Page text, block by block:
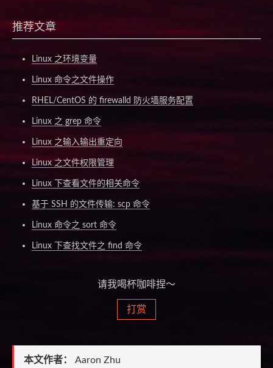
推荐文章
Linux 之环境变量
Linux 命令之文件操作
RHEL/CentOS 的 firewalld 防火墙服务配置
Linux 之 grep 命令
Linux 之输入输出重定向
Linux 之文件权限管理
Linux 下查看文件的相关命令
基于 SSH 的文件传输: scp 命令
Linux 命令之 sort 命令
Linux 下查找文件之 find 命令
请我喝杯咖啡捏～
打赏
本文作者： Aaron Zhu